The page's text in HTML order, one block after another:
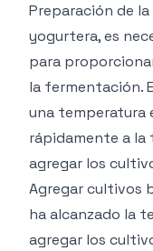
Preparación de
yogurtera, es
para
la fermentación.
una temperatura
rápidamente a la
agregar los
Agregar cultivos
ha alcanzado la
agregar los